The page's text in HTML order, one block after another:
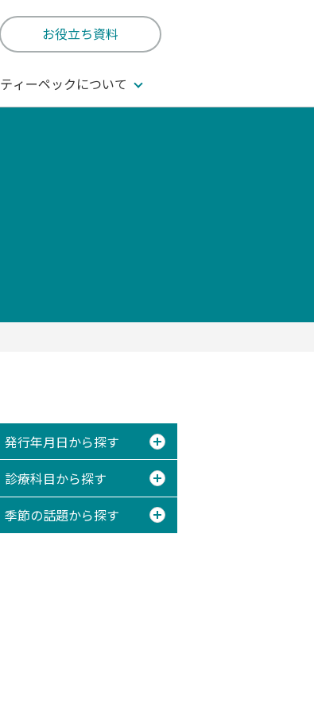
お役立ち資料
ティーペックについて
発行年月日から探す
診療科目から探す
季節の話題から探す